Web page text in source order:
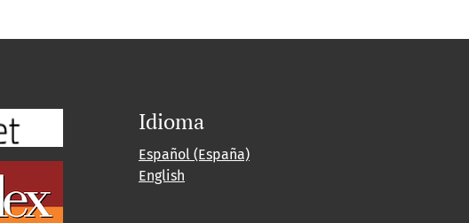
Idioma
Español (España)
English